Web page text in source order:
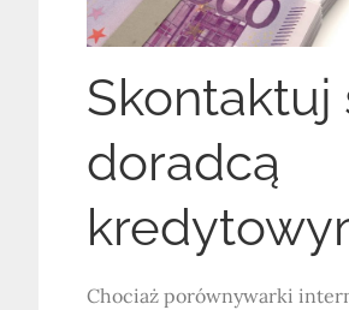
Skontaktuj
doradcą
Chociaż porównywarki